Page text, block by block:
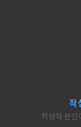
작
작성자 본인